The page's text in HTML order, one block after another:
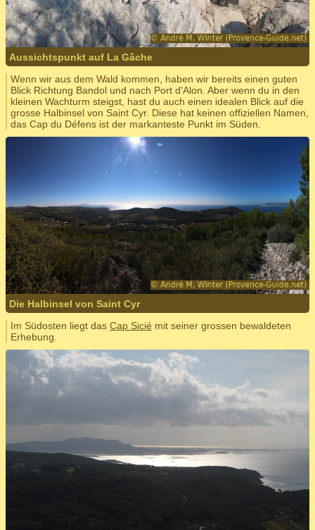
Aussichtspunkt auf La Gâche
Wenn wir aus dem Wald kommen, haben wir bereits einen guten
Blick Richtung Bandol und nach Port d'Alon. Aber wenn du in den
kleinen Wachturm steigst, hast du auch einen idealen Blick auf die
grosse Halbinsel von Saint Cyr. Diese hat keinen offiziellen Namen,
das Cap du Défens ist der markanteste Punkt im Süden.
Die Halbinsel von Saint Cyr
Im Südosten liegt das Cap Sicié mit seiner grossen bewaldeten
Erhebung.